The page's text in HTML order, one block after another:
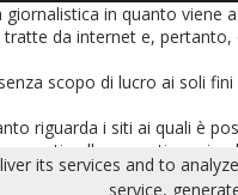
in quanto viene
da internet e,
scopo di lucro ai soli
riguarda i siti ai quali è
questi collegamenti non
per le segnalazioni
its services and to
service,